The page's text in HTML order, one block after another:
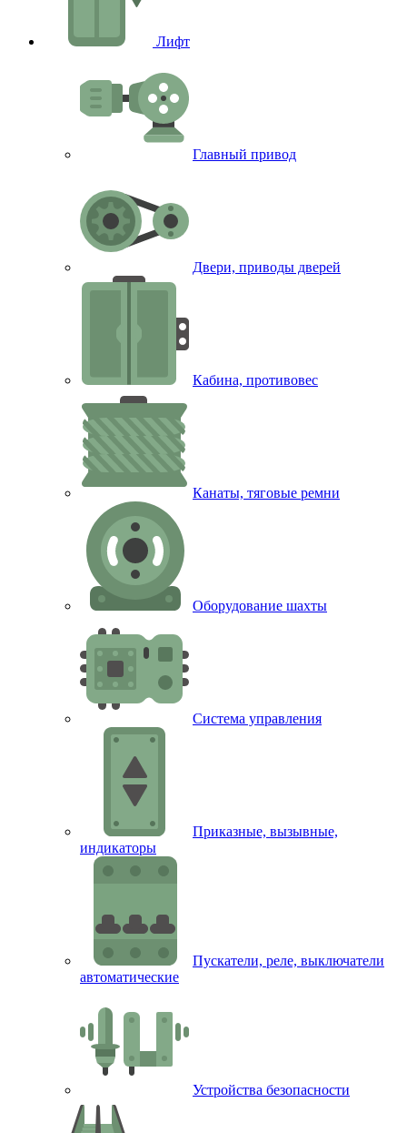
Лифт
Главный привод
Двери, приводы дверей
Кабина, противовес
Канаты, тяговые ремни
Оборудование шахты
Система управления
Приказные, вызывные,
индикаторы
Пускатели, реле, выключатели
автоматические
Устройства безопасности